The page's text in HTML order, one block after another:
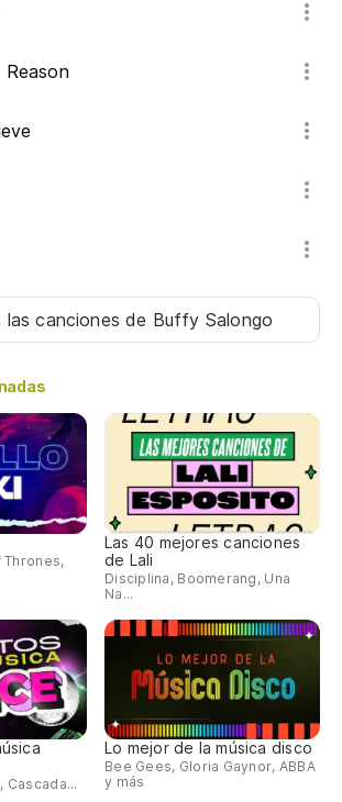
las cancionesde Buffy Salongo
Thrones,
Las 40 mejores canciones
de Lali
Disciplina, Boomerang, Una
Na...
Cascada...
Lo mejor de la música disco
Bee Gees, Gloria Gaynor, ABBA
y más